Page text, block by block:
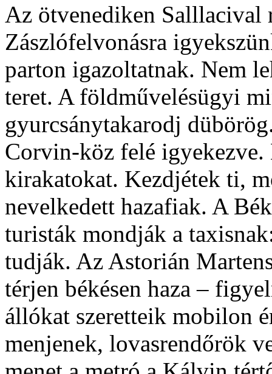
Az ötvenediken Salllacival
Zászlófelvonásra
parton igazoltatnak. Nem
teret. A földművelésügyi
gyurcsánytakarodj
Corvin-köz felé
kirakatokat. Kezdjétek ti,
nevelkedett hazafiak. A
turisták mondják a
tudják. Az Astorián
térjen békésen haza –
állókat szeretteik mobilon
menjenek, lovasrendőrök